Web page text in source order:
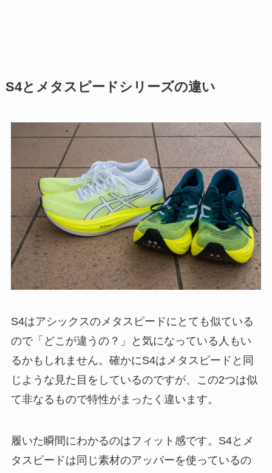
S4とメタスピードシリーズの違い
S4はアシックスのメタスピードにとても似ている
ので「どこが違うの？」と気になっている人もい
るかもしれません。確かにS4はメタスピードと同
じような見た目をしているのですが、この2つは似
て非なるもので特性がまったく違います。
履いた瞬間にわかるのはフィット感です。S4とメ
タスピードは同じ素材のアッパーを使っているの